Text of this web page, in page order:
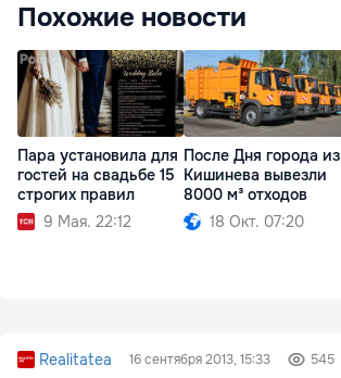
Похожие новости
Пара установила для
гостей на свадьбе 15
строгих правил
9 Мая. 22:12
После Дня города из
Кишинева вывезли
8000 м³ отходов
18 Окт. 07:20
Realitatea 16 сентября 2013, 15:33 545